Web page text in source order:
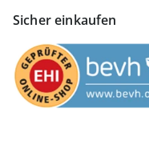
Sicher einkaufen